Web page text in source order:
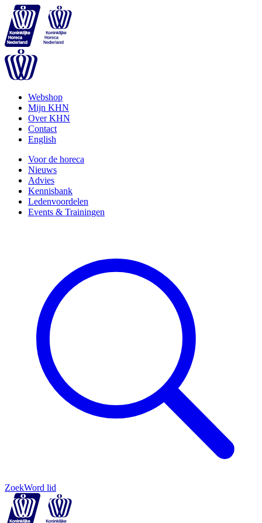
Webshop
Mijn KHN
Over KHN
Contact
English
Voor de horeca
Nieuws
Advies
Kennisbank
Ledenvoordelen
Events & Trainingen
ZoekWord lid